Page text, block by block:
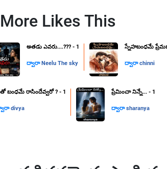
More Likes This
అతడు ఎవరు....??? - 1
ద్వారా Neelu The sky
స్నేహబంధమే
ద్వారాchinni
బంధమే రాసిందేవ్వరో ? - 1
divya
ప్రేమించా నిన్నే... - 1
ద్వారాsharanya